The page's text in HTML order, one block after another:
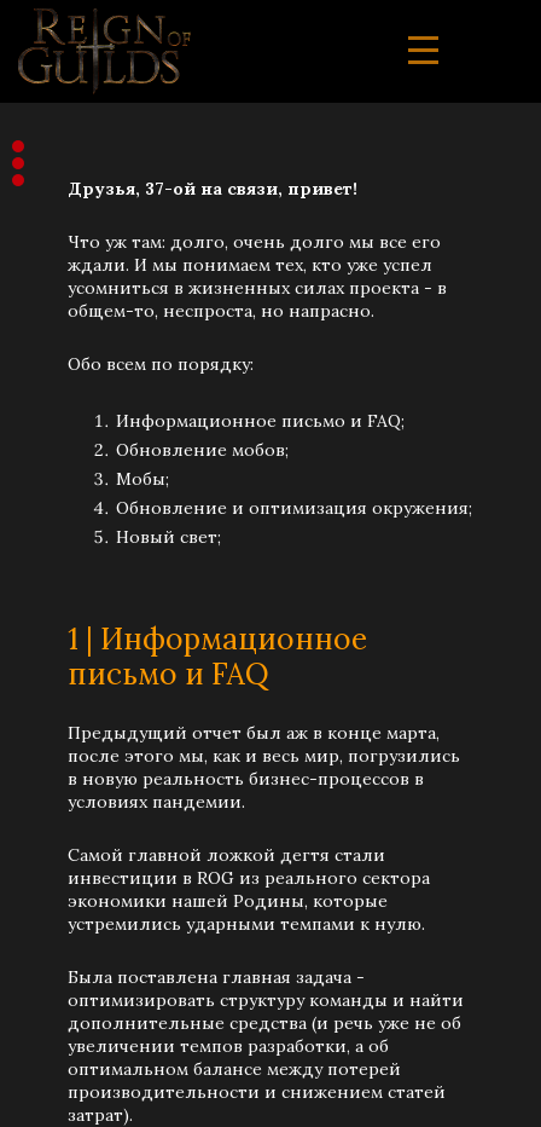
Друзья, 37-ой на связи, привет!
Что уж там: долго, очень долго мы все его
ждали. И мы понимаем тех, кто уже успел
усомниться в жизненных силах проекта - в
общем-то, неспроста, но напрасно.
Обо всем по порядку:
Информационное письмо и FAQ;
Обновление мобов;
Мобы;
Обновление и оптимизация окружения;
Новый свет;
1 | Информационное
письмо и FAQ
Предыдущий отчет был аж в конце марта,
после этого мы, как и весь мир, погрузились
в новую реальность бизнес-процессов в
условиях пандемии.
Самой главной ложкой дегтя стали
инвестиции в ROG из реального сектора
экономики нашей Родины, которые
устремились ударными темпами к нулю.
Была поставлена главная задача -
оптимизировать структуру команды и найти
дополнительные средства (и речь уже не об
увеличении темпов разработки, а об
оптимальном балансе между потерей
производительности и снижением статей
затрат).